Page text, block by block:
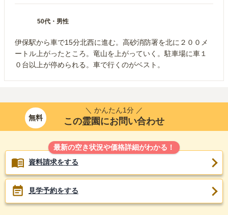
50代 ・ 男性
伊保駅から車で15分北西に進む。高砂消防署を北に２００メ
ートル上がったところ。竜山を上がっていく。駐車場に車１
０台以上が停められる。車で行くのがベスト。
無料
＼ かんたん1分 ／
この霊園にお問い合わせ
最新の空き状況や価格詳細がわかる！
資料請求をする
見学予約をする